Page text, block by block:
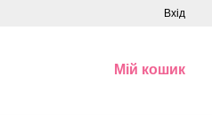
Вхід
Мій кошик